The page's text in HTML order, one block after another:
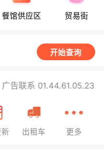
餐馆供应区 贸易街
开始查询
广告联系 01.44.61.05.23
出租车 更多